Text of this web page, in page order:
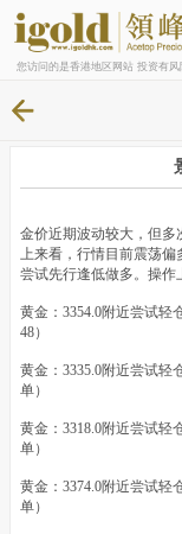
您访问的是香港地区网站 投资有风
金价近期波动较大，但
上来看，行情目前震荡
尝试先行逢低做多。操作
黄金：3354.0附近尝试轻
48）
黄金：3335.0附近尝试轻
单）
黄金：3318.0附近尝试轻
单）
黄金：3374.0附近尝试轻
单）